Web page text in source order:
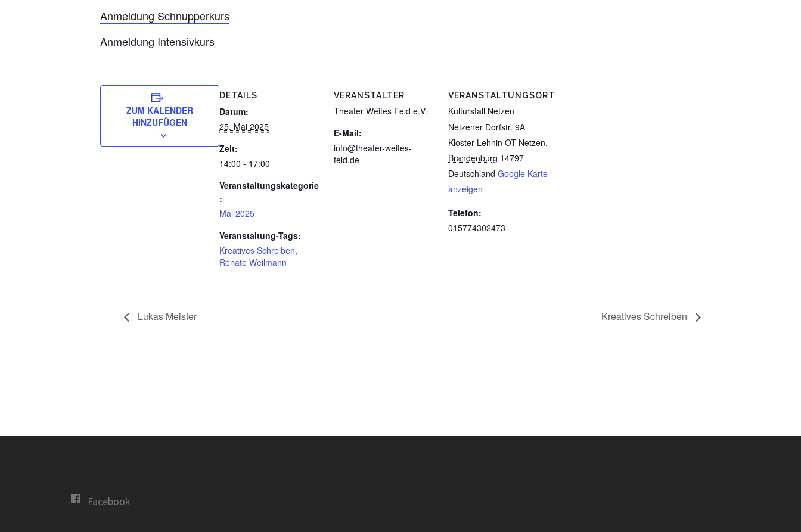
Anmeldung Schnupperkurs
Anmeldung Intensivkurs
ZUM KALENDER
HINZUFÜGEN
DETAILS
Datum:
25. Mai 2025
Zeit:
14:00 - 17:00
Veranstaltungskategorie
:
Mai 2025
Veranstaltung-Tags:
Kreatives Schreiben,
Renate Weilmann
VERANSTALTER
Theater Weites Feld e.V.
E-Mail:
info@theater-weites-
feld.de
VERANSTALTUNGSORT
Kulturstall Netzen
Netzener Dorfstr. 9A
Kloster Lehnin OT Netzen,
Brandenburg 14797
Deutschland Google Karte
anzeigen
Telefon:
015774302473
Lukas Meister Kreatives Schreiben
Facebook